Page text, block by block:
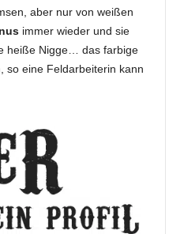
aber nur von weißen
immer wieder und sie
heiße Nigge… das farbige
so eine Feldarbeiterin kann